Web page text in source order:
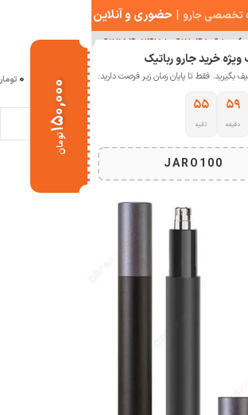
خرید جارو رباتیک
بگیرید. فقط تا پایان زمان زیر فرصت دارید:
۵۹
دقیقه
۵۴
ثانیه
JARO100
۱۵۰,۰۰۰
تومان
0
تخصصی جارو | حضوری و آنلاین
) ۰۹۱۲۰۴۸۰۹۸۰ | ۰۹۱۲۱۵۴۰۲۴۷